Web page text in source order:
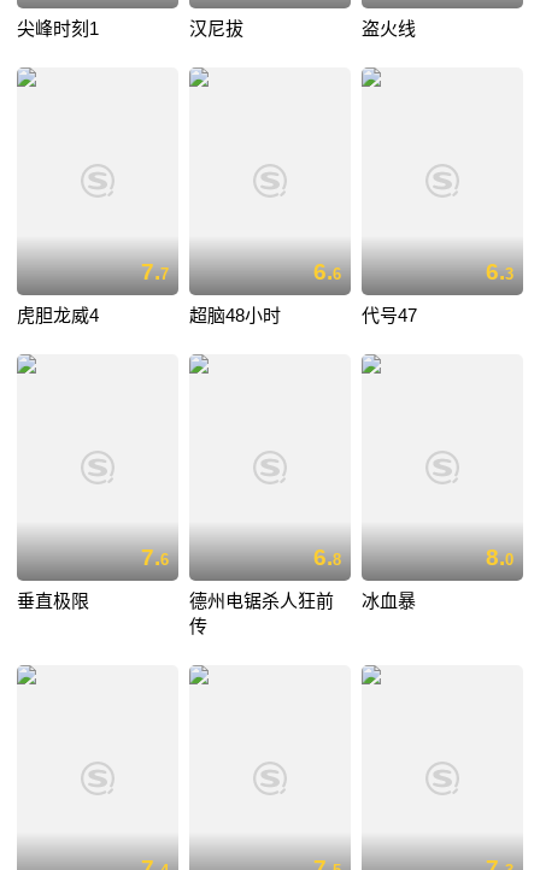
尖峰时刻1 汉尼拔 盗火线
7.7
虎胆龙威4
6.6
超脑48小时
6.3
代号47
7.6
垂直极限
6.8
德州电锯杀人狂前
传
8.0
冰血暴